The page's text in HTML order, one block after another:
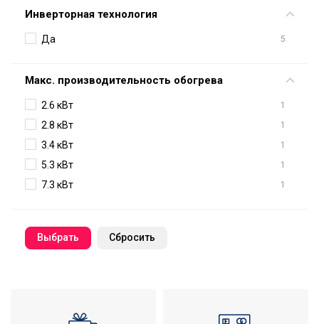
Инверторная технология
Да 5
Макс. производительность обогрева
2.6 кВт 1
2.8 кВт 1
3.4 кВт 1
5.3 кВт 1
7.3 кВт 1
Cбросить